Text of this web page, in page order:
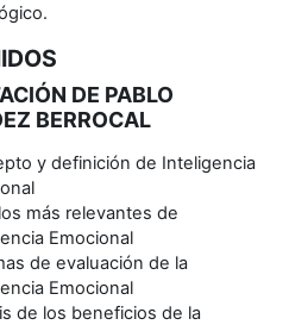
DE PABLO
BERROCAL
y definición de Inteligencia
más relevantes de
Emocional
de evaluación de la
Emocional
de los beneficios de la